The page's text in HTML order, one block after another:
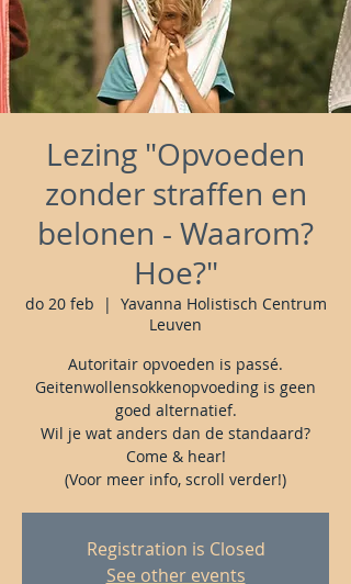
Lezing "Opvoeden
zonder straffen en
belonen - Waarom?
Hoe?"
do 20 feb
  |
Yavanna Holistisch Centrum
Leuven
Autoritair opvoeden is passé.
Geitenwollensokkenopvoeding is geen
goed alternatief.
Wil je wat anders dan de standaard?
Come & hear!
(Voor meer info, scroll verder!)
Registration is Closed
See other events